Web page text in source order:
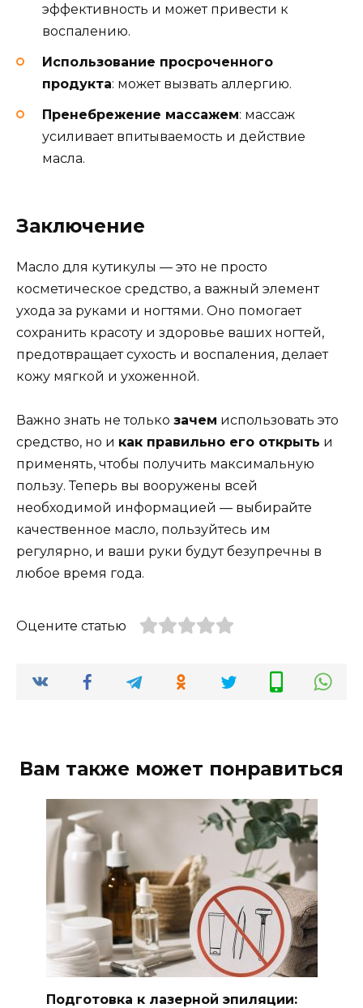
эффективность и может привести к
воспалению.
Использование просроченного
продукта: может вызвать аллергию.
Пренебрежение массажем: массаж
усиливает впитываемость и действие
масла.
Заключение
Масло для кутикулы — это не просто
косметическое средство, а важный элемент
ухода за руками и ногтями. Оно помогает
сохранить красоту и здоровье ваших ногтей,
предотвращает сухость и воспаления, делает
кожу мягкой и ухоженной.
Важно знать не только зачем использовать это
средство, но и как правильно его открыть и
применять, чтобы получить максимальную
пользу. Теперь вы вооружены всей
необходимой информацией — выбирайте
качественное масло, пользуйтесь им
регулярно, и ваши руки будут безупречны в
любое время года.
Оцените статью
Вам также может понравиться
Подготовка к лазерной эпиляции: